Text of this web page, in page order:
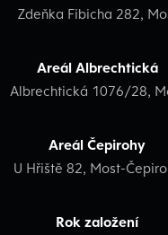
Zdeňka Fibicha 282,
Areál Albrechtická
Albrechtická 1076/28,
Areál Čepirohy
U Hřiště 82, Most-
Rok založení